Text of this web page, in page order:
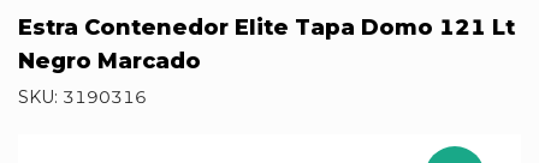
Estra Contenedor Elite Tapa Domo 121 Lt
Negro Marcado
SKU: 3190316